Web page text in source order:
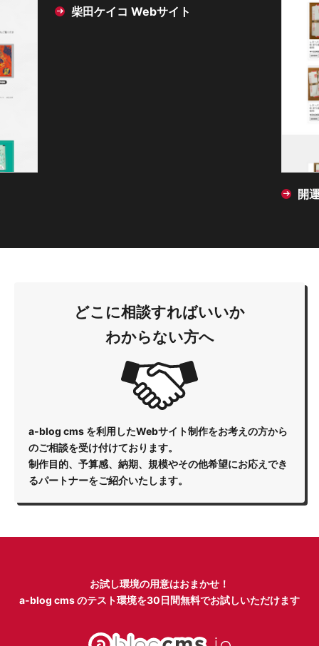
柴田ケイコ Webサイト
開
どこに相談すればいいか
わからない方へ
a-blog cms を利用したWebサイト制作をお考えの方から
のご相談を受け付けております。
制作目的、予算感、納期、規模やその他希望にお応えでき
るパートナーをご紹介いたします。
お試し環境の用意はおまかせ！
a-blog cms のテスト環境を30日間無料でお試しいただけます